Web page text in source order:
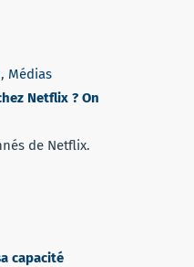
, Médias
Netflix ? On
de Netflix.
capacité